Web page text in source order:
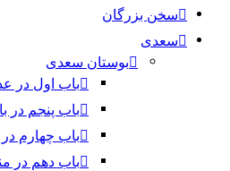
سخن بزرگان
سعدی
بوستان سعدی
باب اول در
باب پنجم در
باب چهارم
باب دهم در